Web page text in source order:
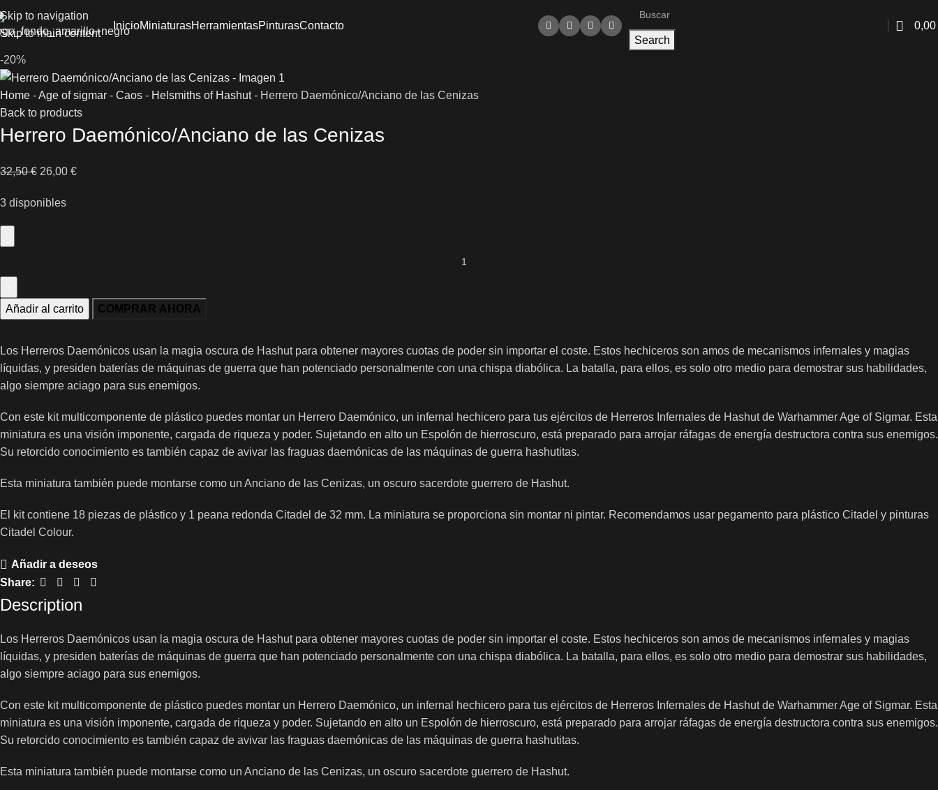
Skip to navigation
Skip to main content
InicioMiniaturasHerramientasPinturasContacto
Search
0,00
-20%
Home -Age of sigmar - Caos - Helsmiths of Hashut- Herrero Daemónico/Anciano de las Cenizas
Back to products
Herrero Daemónico/Anciano de las Cenizas
32,50€ 26,00 €
3 disponibles
Añadir al carrito COMPRAR AHORA
Los Herreros Daemónicos usan la magia oscura de Hashut para obtener mayores cuotas de poder sin importar el coste. Estos hechiceros son amos de mecanismos infernales y magias
líquidas, y presiden baterías de máquinas de guerra que han potenciado personalmente con una chispa diabólica. La batalla, para ellos, es solo otro medio para demostrar sus habilidades,
algo siempre aciago para sus enemigos.
Con este kit multicomponente de plástico puedes montar un Herrero Daemónico, un infernal hechicero para tus ejércitos de Herreros Infernales de Hashut de Warhammer Age of Sigmar. Esta
miniatura es una visión imponente, cargada de riqueza y poder. Sujetando en alto un Espolón de hierroscuro, está preparado para arrojar ráfagas de energía destructora contra sus enemigos.
Su retorcido conocimiento es también capaz de avivar las fraguas daemónicas de las máquinas de guerra hashutitas.
Esta miniatura también puede montarse como un Anciano de las Cenizas, un oscuro sacerdote guerrero de Hashut.
El kit contiene 18 piezas de plástico y 1 peana redonda Citadel de 32 mm. La miniatura se proporciona sin montar ni pintar. Recomendamos usar pegamento para plástico Citadel y pinturas
Citadel Colour.
Añadir a deseos
Share:
Description
Los Herreros Daemónicos usan la magia oscura de Hashut para obtener mayores cuotas de poder sin importar el coste. Estos hechiceros son amos de mecanismos infernales y magias
líquidas, y presiden baterías de máquinas de guerra que han potenciado personalmente con una chispa diabólica. La batalla, para ellos, es solo otro medio para demostrar sus habilidades,
algo siempre aciago para sus enemigos.
Con este kit multicomponente de plástico puedes montar un Herrero Daemónico, un infernal hechicero para tus ejércitos de Herreros Infernales de Hashut de Warhammer Age of Sigmar. Esta
miniatura es una visión imponente, cargada de riqueza y poder. Sujetando en alto un Espolón de hierroscuro, está preparado para arrojar ráfagas de energía destructora contra sus enemigos.
Su retorcido conocimiento es también capaz de avivar las fraguas daemónicas de las máquinas de guerra hashutitas.
Esta miniatura también puede montarse como un Anciano de las Cenizas, un oscuro sacerdote guerrero de Hashut.